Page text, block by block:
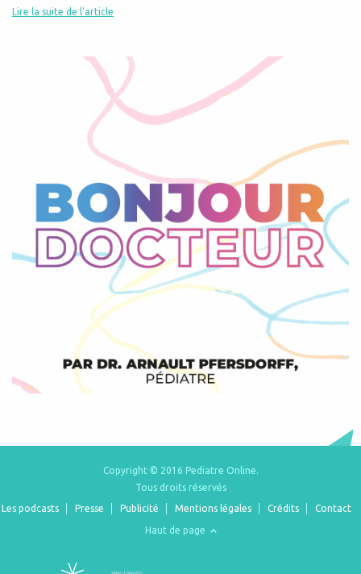
Lire la suite de l'article
Copyright © 2016 Pediatre Online.
Tous droits réservés
Les podcasts
Presse Publicité Mentions légales Crédits Contact
Haut de page